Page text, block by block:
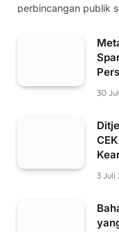
perbincangan publik
30
3 Juli